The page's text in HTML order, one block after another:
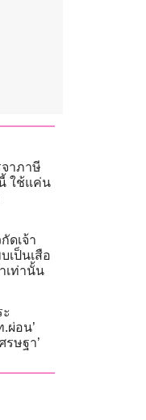
จาภาษี
ใช้แค่น
ดเจ้า
เป็นเสือ
เท่านั้น
ผ่อน’
รษฐา’